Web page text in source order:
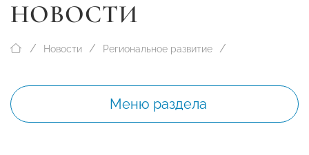
НОВОСТИ
Новости Региональное развитие
Меню раздела